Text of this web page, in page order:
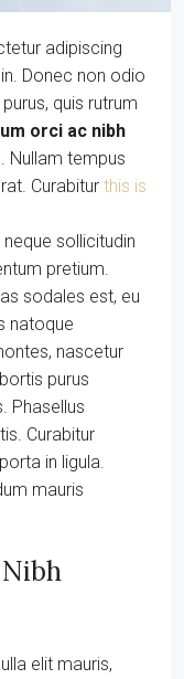
adipiscing
Donec non odio
quis rutrum
orci ac nibh
Nullam tempus
Curabitur this is
sollicitudin
pretium.
sodales est, eu
natoque
nascetur
purus
Phasellus
Curabitur
in ligula.
mauris
elit mauris,